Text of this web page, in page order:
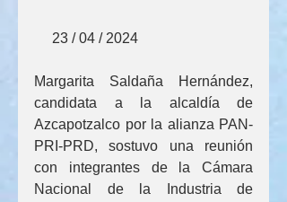
     23 / 04 / 2024
Margarita Saldaña Hernández,
candidata a la alcaldía de
Azcapotzalco por la alianza PAN-
PRI-PRD, sostuvo una reunión
con integrantes de la Cámara
Nacional de la Industria de